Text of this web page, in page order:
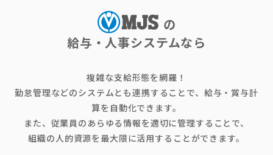
の
給与・人事システムなら
複雑な支給形態を網羅！
勤怠管理などのシステムとも連携することで、給与・賞与計
算を自動化できます。
また、従業員のあらゆる情報を適切に管理することで、
組織の人的資源を最大限に活用することができます。